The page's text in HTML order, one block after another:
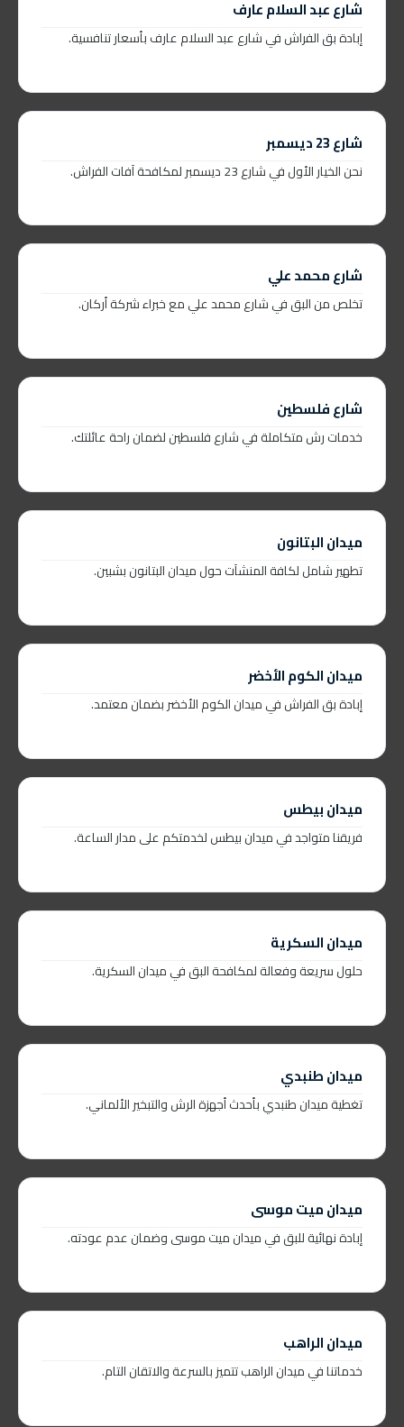
شارع عبد السلام عارف
إبادة بق الفراش في شارع عبد السلام عارف بأسعار تنافسية.
شارع 23 ديسمبر
نحن الخيار الأول في شارع 23 ديسمبر لمكافحة آفات الفراش.
شارع محمد علي
تخلص من البق في شارع محمد علي مع خبراء شركة أركان.
شارع فلسطين
خدمات رش متكاملة في شارع فلسطين لضمان راحة عائلتك.
ميدان البتانون
تطهير شامل لكافة المنشآت حول ميدان البتانون بشبين.
ميدان الكوم الأخضر
إبادة بق الفراش في ميدان الكوم الأخضر بضمان معتمد.
ميدان بيطس
فريقنا متواجد في ميدان بيطس لخدمتكم على مدار الساعة.
ميدان السكرية
حلول سريعة وفعالة لمكافحة البق في ميدان السكرية.
ميدان طنبدي
تغطية ميدان طنبدي بأحدث أجهزة الرش والتبخير الألماني.
ميدان ميت موسى
إبادة نهائية للبق في ميدان ميت موسى وضمان عدم عودته.
ميدان الراهب
خدماتنا في ميدان الراهب تتميز بالسرعة والاتقان التام.